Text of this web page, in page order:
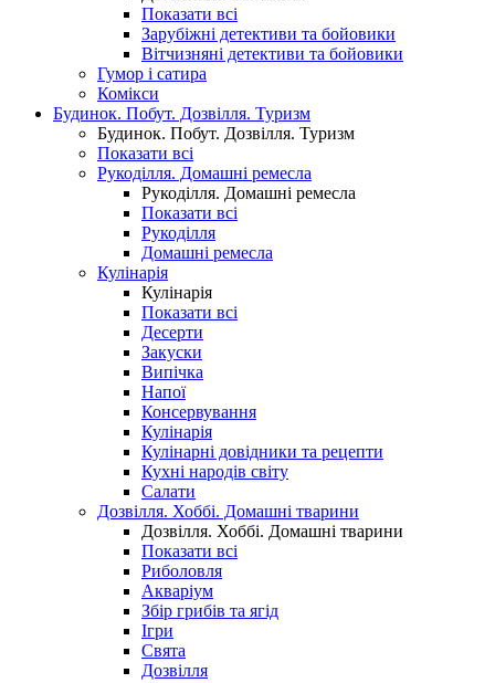
Показати всі
Зарубіжні детективи та бойовики
Вітчизняні детективи та бойовики
Гумор і сатира
Комікси
Будинок. Побут. Дозвілля. Туризм
Будинок. Побут. Дозвілля. Туризм
Показати всі
Рукоділля. Домашні ремесла
Рукоділля. Домашні ремесла
Показати всі
Рукоділля
Домашні ремесла
Кулінарія
Кулінарія
Показати всі
Десерти
Закуски
Випічка
Напої
Консервування
Кулінарія
Кулінарні довідники та рецепти
Кухні народів світу
Салати
Дозвілля. Хоббі. Домашні тварини
Дозвілля. Хоббі. Домашні тварини
Показати всі
Риболовля
Акваріум
Збір грибів та ягід
Ігри
Свята
Дозвілля